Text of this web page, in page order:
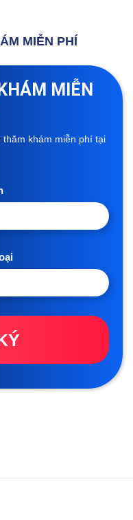
MIỄN PHÍ
MIỄN
thăm khám miễn phí tại